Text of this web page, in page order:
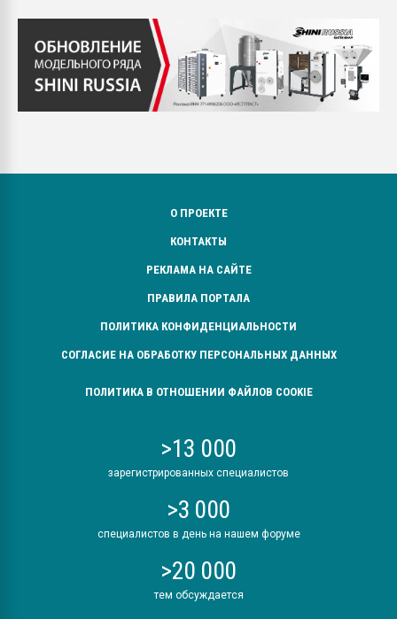
О ПРОЕКТЕ
КОНТАКТЫ
РЕКЛАМА НА САЙТЕ
ПРАВИЛА ПОРТАЛА
ПОЛИТИКА КОНФИДЕНЦИАЛЬНОСТИ
СОГЛАСИЕ НА ОБРАБОТКУ ПЕРСОНАЛЬНЫХ ДАННЫХ
ПОЛИТИКА В ОТНОШЕНИИ ФАЙЛОВ COOKIE
>13 000
зарегистрированных специалистов
>3 000
специалистов в день на нашем форуме
>20 000
тем обсуждается